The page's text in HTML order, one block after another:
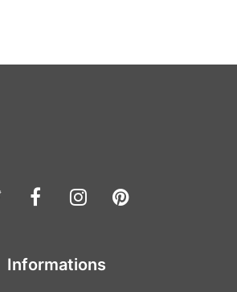
TwitterFacebook
Instagram
Pinterest
Informations